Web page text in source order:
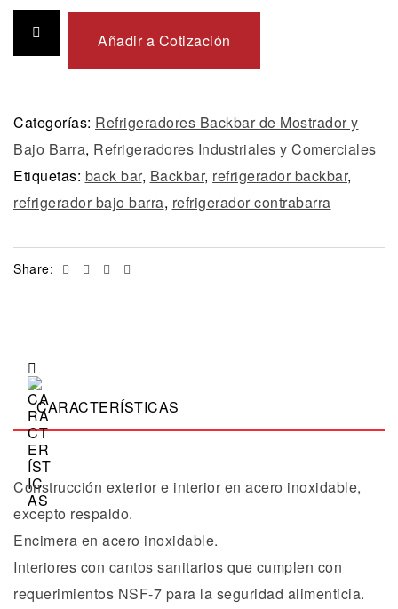
Añadir a Cotización
Categorías: Refrigeradores Backbar de Mostrador y
Bajo Barra, Refrigeradores Industriales y Comerciales
Etiquetas: back bar, Backbar, refrigerador backbar,
refrigerador bajo barra, refrigerador contrabarra
Share: Facebook
TwitterLinkedin
CARACTERÍSTICAS
Construcción exterior e interior en acero inoxidable,
excepto respaldo.
Encimera en acero inoxidable.
Interiores con cantos sanitarios que cumplen con
requerimientos NSF-7 para la seguridad alimenticia.